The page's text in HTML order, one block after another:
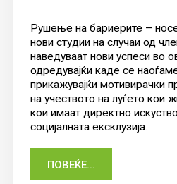
Рушење на бариерите –
нови студии на случаи од
наведуваат нови успеси во
одредувајќи каде се
прикажувајќи мотивирачки
на учеството на луѓето кои
кои имаат директно
социјалната ексклузија.
ПОВЕЌЕ...